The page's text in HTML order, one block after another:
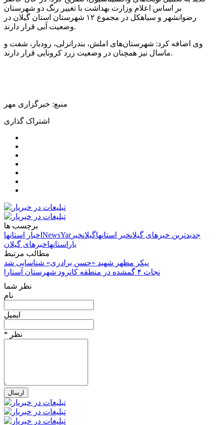
بر اساس اعلام وزارت بهداشت با تغییر رنگ دو شهرستان
رضوانشهر و سیاهکل در مجموع ۱۲ شهرستان استان گیلان در
وضعیت آبی قرار دارند.
وی اضافه کرد: شهرستان‌های املش، بندرانزلی، رودبار، شفت و
ماسال نیز همچنان در وضعیت زرد کرونایی قرار دارند.
منبع: خبرگزاری مهر
اشتراک گذاری
برچسب ها
اخبار استانها NewsYar جدیدترین خبرهای گیلانخبر استانهاگیلانخبر
یار استانهاخبرهای گیلان
مطالب مرتبط
پیکر مطهر شهید «حسن برادری» شناسایی شد
نجات ۴ گمشده در منطقه کانرود شهرستان آستارا
نظر شما
نام
ایمیل
* نظر